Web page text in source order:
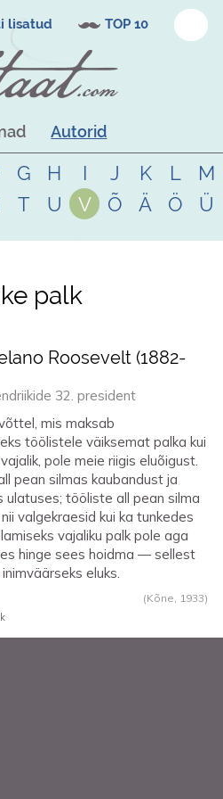
lisatud TOP 10
Autorid
G H I J K L
M
T U V Õ Ä Ö Ü
väike palk
palk
Roosevelt (1882-
32. president
mis maksab
töölistele väiksemat palka kui
pole meie riigis eluõigust.
pean silmas kaubandust ja
tööliste all pean silma
valgekraesid kui ka tunkedes
vajaliku palk pole aga
hinge sees hoidma — sellest
eluks.
(Kõne, 1933)